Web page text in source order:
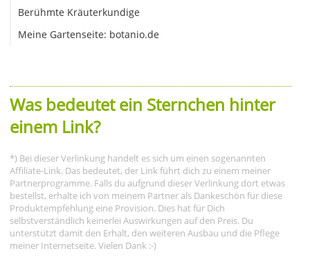
Berühmte Kräuterkundige
Meine Gartenseite: botanio.de
Was bedeutet ein Sternchen hinter
einem Link?
*) Bei dieser Verlinkung handelt es sich um einen sogenannten
Affiliate-Link. Das bedeutet, der Link führt dich zu einem meiner
Partnerprogramme. Falls du aufgrund dieser Verlinkung dort etwas
bestellst, erhalte ich von meinem Partner als Dankeschön für diese
Produktempfehlung eine Provision. Dies hat für Dich
selbstverständlich keinerlei Auswirkungen auf den Preis. Du
unterstützt damit den Erhalt, den weiteren Ausbau und die Pflege
meiner Internetseite. Vielen Dank :-)